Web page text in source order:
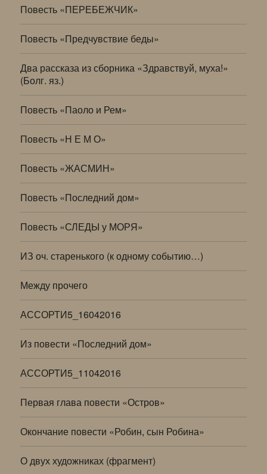
Повесть «ПЕРЕБЕЖЧИК»
Повесть «Предчувствие беды»
Два рассказа из сборника «Здравствуй, муха!»
(Болг. яз.)
Повесть «Паоло и Рем»
Повесть «Н Е М О»
Повесть «ЖАСМИН»
Повесть «Последний дом»
Повесть «СЛЕДЫ у МОРЯ»
ИЗ оч. старенького (к одному событию…)
Между прочего
АССОРТИ5_16042016
Из повести «Последний дом»
АССОРТИ5_11042016
Первая глава повести «Остров»
Окончание повести «Робин, сын Робина»
О двух художниках (фрагмент)